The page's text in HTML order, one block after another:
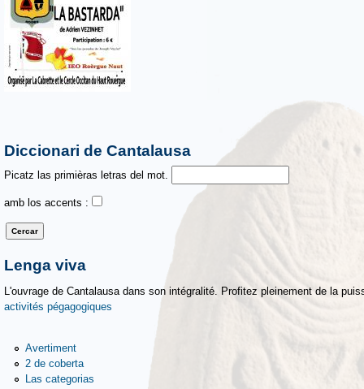
Diccionari de Cantalausa
Picatz las primièras letras del mot.
amb los accents :
Lenga viva
L'ouvrage de Cantalausa dans son intégralité. Profitez pleinement de la
activités pégagogiques
Avertiment
2 de coberta
Las categorias